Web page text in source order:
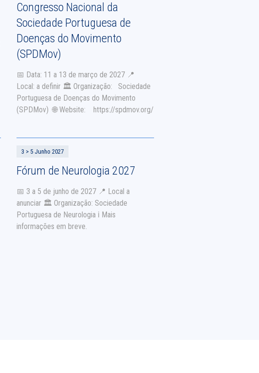
Congresso Nacional da
Sociedade Portuguesa de
Doenças do Movimento
(SPDMov)
📅 Data: 11 a 13 de março de 2027 📍
Local: a definir 🏛 Organização: Sociedade
Portuguesa de Doenças do Movimento
(SPDMov) 🌐 Website: https://spdmov.org/
3 > 5 Junho 2027
Fórum de Neurologia 2027
📅 3 a 5 de junho de 2027 📍 Local a
anunciar 🏛️ Organização: Sociedade
Portuguesa de Neurologia ℹ️ Mais
informações em breve.